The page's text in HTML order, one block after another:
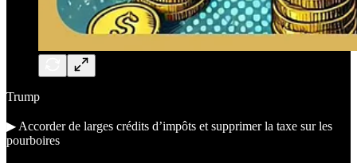
Trump
▶︎ Accorder de larges crédits d’impôts et supprimer la taxe sur les
pourboires